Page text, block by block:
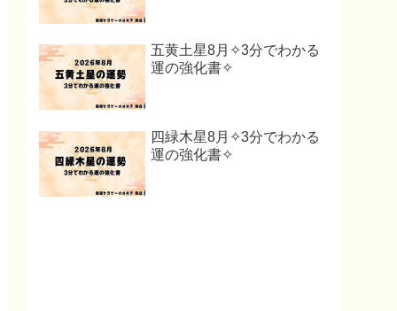
五黄土星8月✧3分でわかる
運の強化書✧
四緑木星8月✧3分でわかる
運の強化書✧